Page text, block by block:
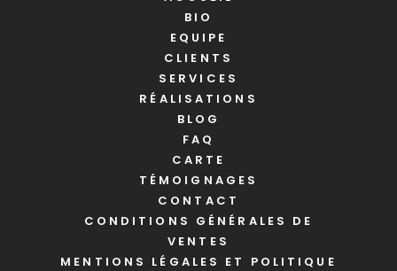
BIO
EQUIPE
CLIENTS
SERVICES
RÉALISATIONS
BLOG
FAQ
CARTE
TÉMOIGNAGES
CONTACT
CONDITIONS GÉNÉRALES DE
VENTES
MENTIONS LÉGALES ET POLITIQUE